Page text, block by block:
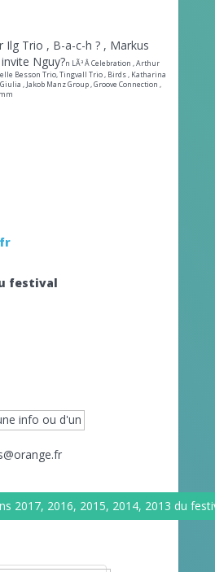
Ilg Trio , B-a-c-h ? , Markus
Nguy?n LÃª Â Celebration , Arthur
Besson Trio, Tingvall Trio , Birds , Katharina
, Jakob Manz Group , Groove Connection ,
festival
2017, 2016, 2015, 2014, 2013 du